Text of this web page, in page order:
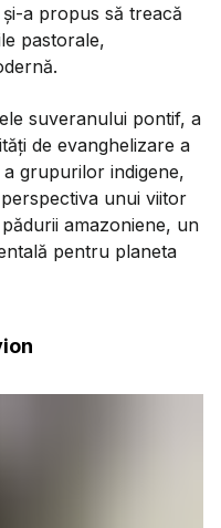
a propus să treacă
pastorale,
suveranului pontif, a
de evanghelizare a
grupurilor indigene,
unui viitor
amazoniene, un
pentru planeta